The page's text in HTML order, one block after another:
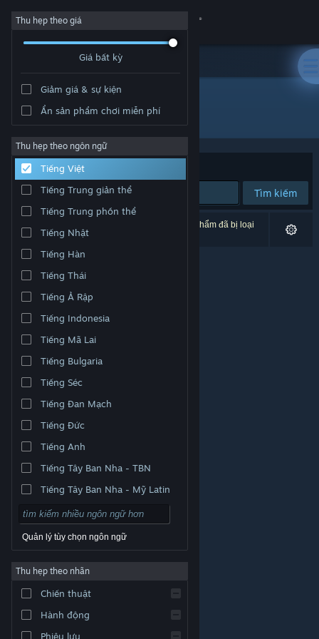
Đăng nhập
Cộng đồng
Thông tin
Hỗ trợ
Thay đổi ngôn ngữ
Cài ứng dụng Steam di động
Xem web cho desktop
thương hiệu là tài sản của chủ sở hữu tương ứng tại
Pháp lý
Hỗ trợ tiếp cận
ký Steam
|Hoàn tiền|
Thu hẹp theo giá
Giá bất kỳ
Giảm giá & sự kiện
Ẩn sản phẩm chơi miễn phí
Thu hẹp theo ngôn ngữ
Tiếng Việt
Tiếng Trung giản thể
Tiếng Trung phồn thể
Tiếng Nhật
Tiếng Hàn
Tiếng Thái
Tiếng Ả Rập
Tiếng Indonesia
Tiếng Mã Lai
Tiếng Bulgaria
Tiếng Séc
Tiếng Đan Mạch
Tiếng Đức
Tiếng Anh
Tiếng Tây Ban Nha - TBN
Tiếng Tây Ban Nha - Mỹ Latin
Quản lý tùy chọn ngôn ngữ
Thu hẹp theo nhãn
Chiến thuật
Hành động
Phiêu lưu
Nhà phát hành: Kiroo Corp
Xếp theo Độ liên quan
Tìm kiếm
0 kết quả phù hợp tìm kiếm của bạn. 1 tựa sản phẩm đã bị loại
trừ dựa trên tùy chỉnh của bạn.